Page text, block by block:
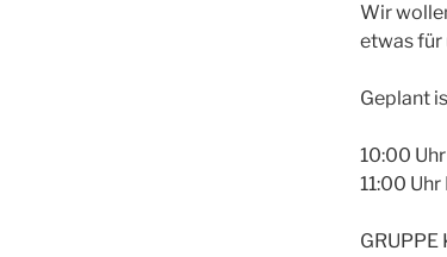
Wir
etwas für
Geplant
10:00
11:00
GRUPPE